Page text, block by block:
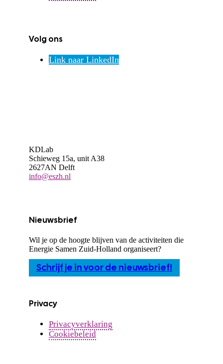
Volg ons
Link naar LinkedIn
KDLab
Schieweg 15a, unit A38
2627AN Delft
info@eszh.nl
Nieuwsbrief
Wil je op de hoogte blijven van de activiteiten die
Energie Samen Zuid-Holland organiseert?
Schrijf je in voor de nieuwsbrief!
Privacy
Privacyverklaring
Cookiebeleid